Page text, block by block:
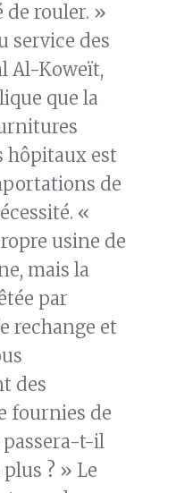
de rouler. »
service des
Al-Koweït,
que la
hôpitaux est
de
«
usine de
mais la
par
rechange et
des
fournies de
passera-t-il
? » Le